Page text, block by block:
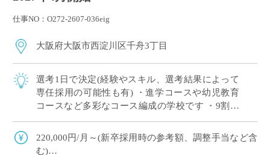
仕事NO：O272-2607-036eig
大阪府大阪市西淀川区千舟3丁目
選考1日で決定(経験やスキル、選考結果によって
専任採用の可能性も有) ・進学コースや幼児教育
コースなど多彩なコース編成の学校です ・9割以
す ・新卒や社会人からのキャリアチェン […]
220,000円/月～(新卒採用時の参考額、調整手当など含
む)